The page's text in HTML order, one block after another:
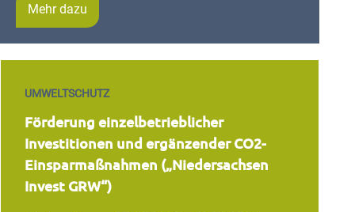
Mehr dazu
UMWELTSCHUTZ
Förderung einzelbetrieblicher
Investitionen und ergänzender CO2-
Einsparmaßnahmen („Niedersachsen
Invest GRW“)